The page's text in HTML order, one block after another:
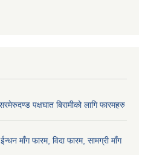
पक्षघात बिरामीको लागि फारमहरु
माँग फारम, विदा फारम, सामग्री माँग